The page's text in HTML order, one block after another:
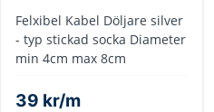
Felxibel Kabel Döljare silver
- typ stickad socka Diameter
min 4cm max 8cm
39 kr/m